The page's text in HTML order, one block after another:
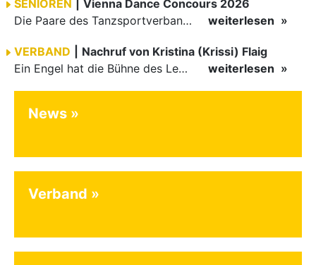
SENIOREN
Vienna Dance Concours 2026
Die Paare des Tanzsportverbandes Baden-Württemberg (TBW) glänzten auf dem internationalen Parkett des Vienna Dance Concourse 2026 im Wiener Rathaus mit hervorragenden Platzierungen Ergebnisse unter: …
weiterlesen
VERBAND
Nachruf von Kristina (Krissi) Flaig
Ein Engel hat die Bühne des Lebens verlassen. Viel zu früh, plötzlich und für uns alle unfassbar, wurde unsere geliebte Kristina (Krissi) Flaig im Alter von 36 Jahren aus dem Leben gerissen. Das Tanzen…
weiterlesen
News
Verband